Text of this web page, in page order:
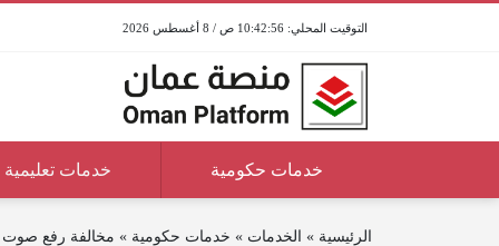
10:42:56 ص / 8 أغسطس 2026
خدمات حكومية خدمات تعليمية
الرئيسية » الخدمات » خدمات حكومية » مخالفة رفع